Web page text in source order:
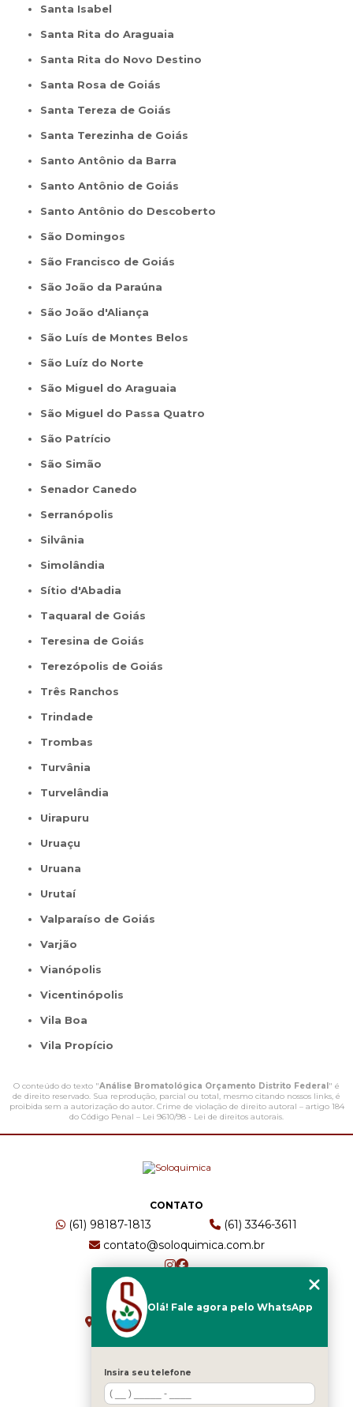
Santa Isabel
Santa Rita do Araguaia
Santa Rita do Novo Destino
Santa Rosa de Goiás
Santa Tereza de Goiás
Santa Terezinha de Goiás
Santo Antônio da Barra
Santo Antônio de Goiás
Santo Antônio do Descoberto
São Domingos
São Francisco de Goiás
São João da Paraúna
São João d'Aliança
São Luís de Montes Belos
São Luíz do Norte
São Miguel do Araguaia
São Miguel do Passa Quatro
São Patrício
São Simão
Senador Canedo
Serranópolis
Silvânia
Simolândia
Sítio d'Abadia
Taquaral de Goiás
Teresina de Goiás
Terezópolis de Goiás
Três Ranchos
Trindade
Trombas
Turvânia
Turvelândia
Uirapuru
Uruaçu
Uruana
Urutaí
Valparaíso de Goiás
Varjão
Vianópolis
Vicentinópolis
Vila Boa
Vila Propício
O conteúdo do texto "Análise Bromatológica Orçamento Distrito Federal" é
de direito reservado. Sua reprodução, parcial ou total, mesmo citando nossos links, é
proibida sem a autorização do autor. Crime de violação de direito autoral – artigo 184
do Código Penal – Lei 9610/98 - Lei de direitos autorais.
CONTATO
(61) 98187-1813
(61) 3346-3611
contato@soloquimica.com.br
ENDEREÇO
CRS 511 Sul, Bl B, Sl 49 - Asa Sul
Brasília - DF - CEP: 70361-520
Olá! Fale agora pelo WhatsApp
Insira seu telefone